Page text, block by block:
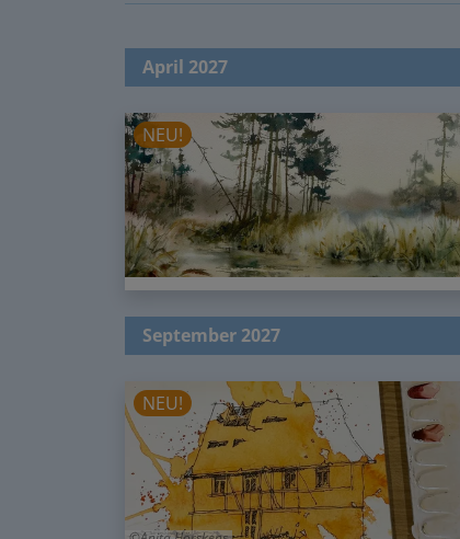
April 2027
NEU!
September 2027
Anita Hörskens
NEU!